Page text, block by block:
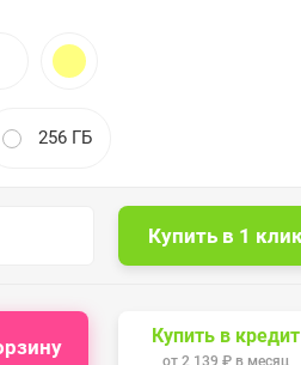
256 ГБ
Купить в кредит
от 2 139 ₽ в месяц